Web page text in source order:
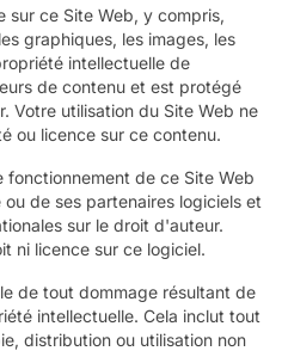
sur ce Site Web, y compris,
graphiques, les images, les
intellectuelle de
de contenu et est protégé
Votre utilisation du Site Web ne
ou licence sur ce contenu.
fonctionnement de ce Site Web
de ses partenaires logiciels et
sur le droit d'auteur.
ni licence sur ce logiciel.
de tout dommage résultant de
intellectuelle. Cela inclut tout
distribution ou utilisation non